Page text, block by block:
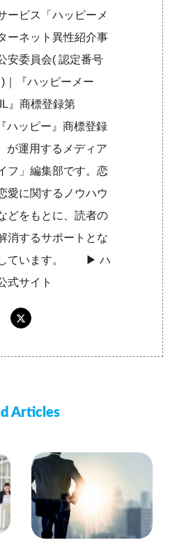
ービス「ハッピーメ
ーネット異性紹介事
安委員会( 認定番号
｜『ハッピーメー
』商標登録第
ハッピー』商標登録
が運用するメディア
フ」編集部です。恋
愛に関するノウハウ
どをもとに、読者の
消するサポートとな
しています。 ▶︎ハ
式サイト
Articles